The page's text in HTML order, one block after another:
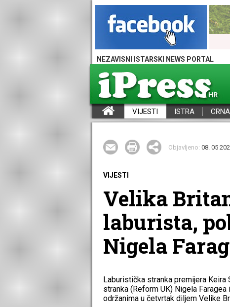
NEZAVISNI ISTARSKI NEWS PORTAL
VIJESTI ISTRA
Objavljeno: 08. 05
VIJESTI
Velika
laburista,
Nigela
Laburistička stranka premijera
stranka (Reform UK) Nigela
održanima u četvrtak diljem Velike